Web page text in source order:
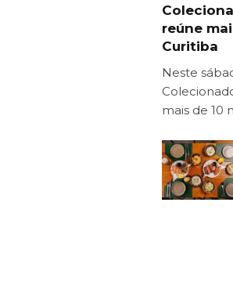
reúne
Curitiba
Neste
mais de 10